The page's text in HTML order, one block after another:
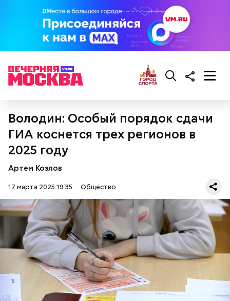
Володин: Особый порядок сдачи
ГИА коснется трех регионов в
2025 году
Артем Козлов
17 марта 2025 19:35 Общество
Ингредиенты:
кабачок;
брынза;
беременным, кормящим женщинам;
людям с ослабленной иммунной системой;
пожилым;
детям.
— Там может содержаться огромное количество
нитратов, которое вызовет головокружение,
гипоксию и ухудшение физического состояния, —
предостерегла Соломатина.